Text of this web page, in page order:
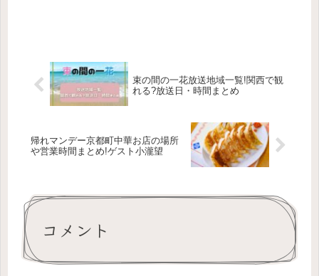
束の間の一花放送地域一覧!関西で観
れる?放送日・時間まとめ
帰れマンデー京都町中華お店の場所
や営業時間まとめ!ゲスト小瀧望
コメント